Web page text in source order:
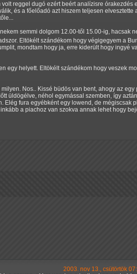
reggel dugó ezért beért analízisre órakezdés
és a főelőadó azt hiszem teljesen elvesztette
semmi dolgom 12.00-től 15.00-ig, hacsak
Eltökélt szándékom hogy végigegyem a
mondtam hogy ja, erre kiderült hogy ingyé
egy helyett. Eltökélt szándékom hogy veszek
Nos.. Kissé büdös van bent, ahogy az egy
üldögélve, néhol egymással szemben, így
fura egyébként egy lowend, de mégiscsak
a piachoz van szokva annak lehet hogy
2003. nov 13., csütörtök